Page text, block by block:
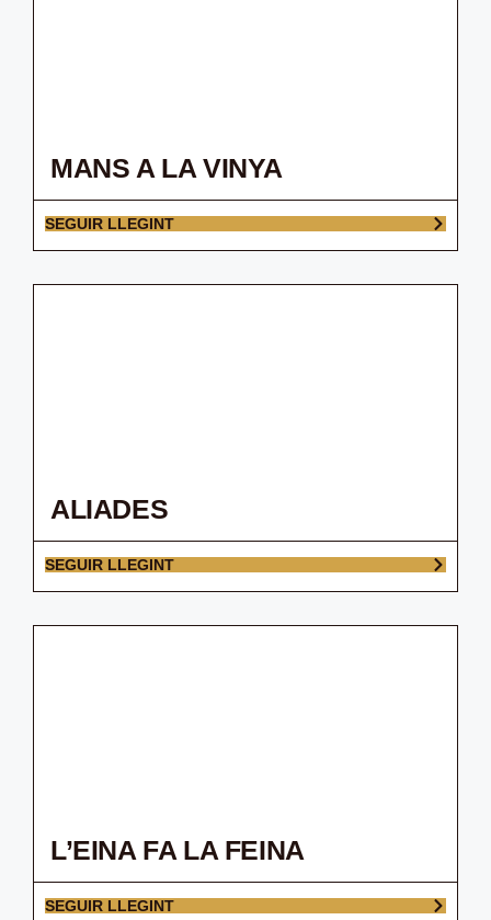
MANS A LA VINYA
SEGUIR LLEGINT
ALIADES
SEGUIR LLEGINT
L’EINA FA LA FEINA
SEGUIR LLEGINT